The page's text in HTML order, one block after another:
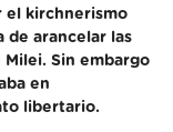
el kirchnerismo
de arancelar las
Sin embargo
en
libertario.